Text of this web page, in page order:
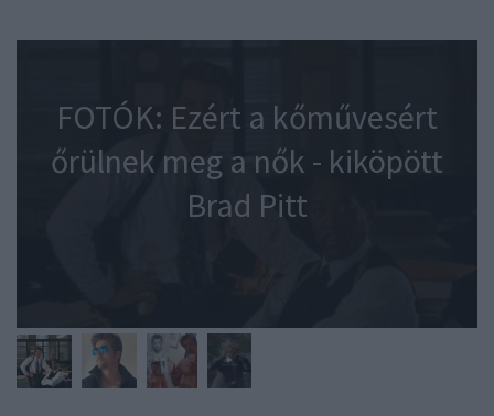
FOTÓK: Ezért a kőművesért
őrülnek meg a nők - kiköpött
Brad Pitt